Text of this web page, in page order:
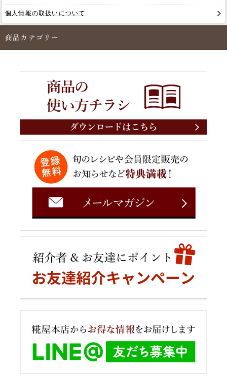
個人情報の取扱いについて
商品カテゴリー